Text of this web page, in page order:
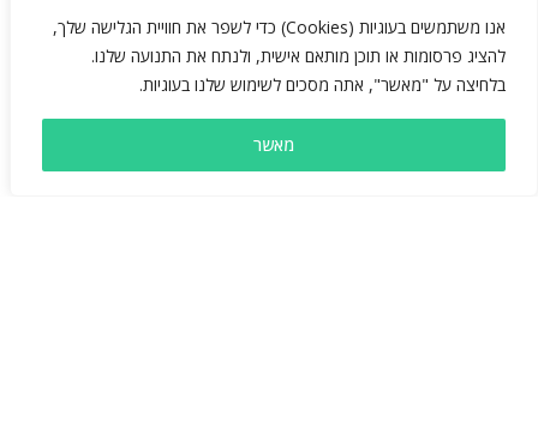
אנו משתמשים בעוגיות (Cookies) כדי לשפר את חוויית הגלישה שלך,
להציג פרסומות או תוכן מותאם אישית, ולנתח את התנועה שלנו.
בלחיצה על "מאשר", אתה מסכים לשימוש שלנו בעוגיות.
מאשר